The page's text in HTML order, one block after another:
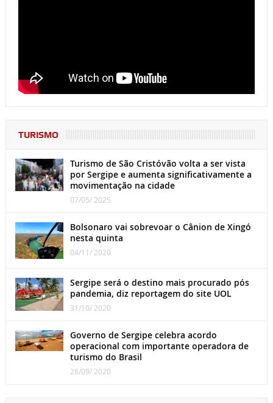
TURISMO
Turismo de São Cristóvão volta a ser vista
por Sergipe e aumenta significativamente a
movimentação na cidade
07/05/ 2025
Bolsonaro vai sobrevoar o Cânion de Xingó
nesta quinta
04/11/ 2020
Sergipe será o destino mais procurado pós
pandemia, diz reportagem do site UOL
31/10/ 2020
Governo de Sergipe celebra acordo
operacional com importante operadora de
turismo do Brasil
28/09/ 2020